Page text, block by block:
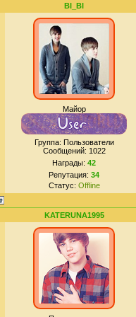
BI_BI
Майор
Группа: Пользователи
Сообщений: 1022
Награды: 42
Репутация: 34
Статус: Offline
KATERUNA1995